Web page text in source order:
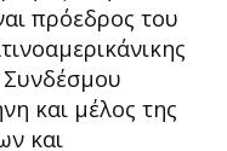
πρόεδρος του
Συνδέσμου
και μέλος της
και